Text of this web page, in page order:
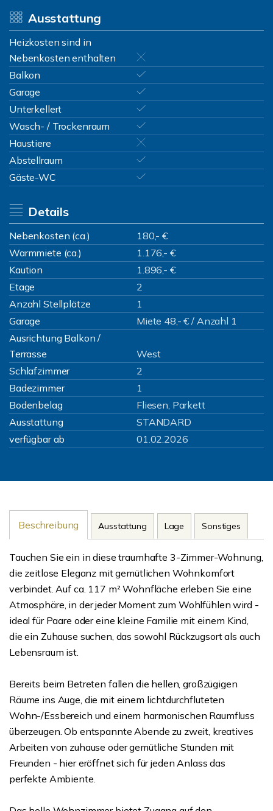
Ausstattung
Heizkosten sind in
Nebenkosten enthalten
Balkon
Garage
Unterkellert
Wasch- / Trockenraum
Haustiere
Abstellraum
Gäste-WC
Details
Nebenkosten (ca.)
180,- €
Warmmiete (ca.)
1.176,- €
Kaution
1.896,- €
Etage
2
Anzahl Stellplätze
1
Garage
Miete 48,- € / Anzahl 1
Ausrichtung Balkon /
Terrasse
West
Schlafzimmer
2
Badezimmer
1
Bodenbelag
Fliesen, Parkett
Ausstattung
STANDARD
verfügbar ab
01.02.2026
Beschreibung Ausstattung Lage Sonstiges
Tauchen Sie ein in diese traumhafte 3-Zimmer-Wohnung,
die zeitlose Eleganz mit gemütlichen Wohnkomfort
verbindet. Auf ca. 117 m² Wohnfläche erleben Sie eine
Atmosphäre, in der jeder Moment zum Wohlfühlen wird -
ideal für Paare oder eine kleine Familie mit einem Kind,
die ein Zuhause suchen, das sowohl Rückzugsort als auch
Lebensraum ist.
Bereits beim Betreten fallen die hellen, großzügigen
Räume ins Auge, die mit einem lichtdurchfluteten
Wohn-/Essbereich und einem harmonischen Raumfluss
überzeugen. Ob entspannte Abende zu zweit, kreatives
Arbeiten von zuhause oder gemütliche Stunden mit
Freunden - hier eröffnet sich für jeden Anlass das
perfekte Ambiente.